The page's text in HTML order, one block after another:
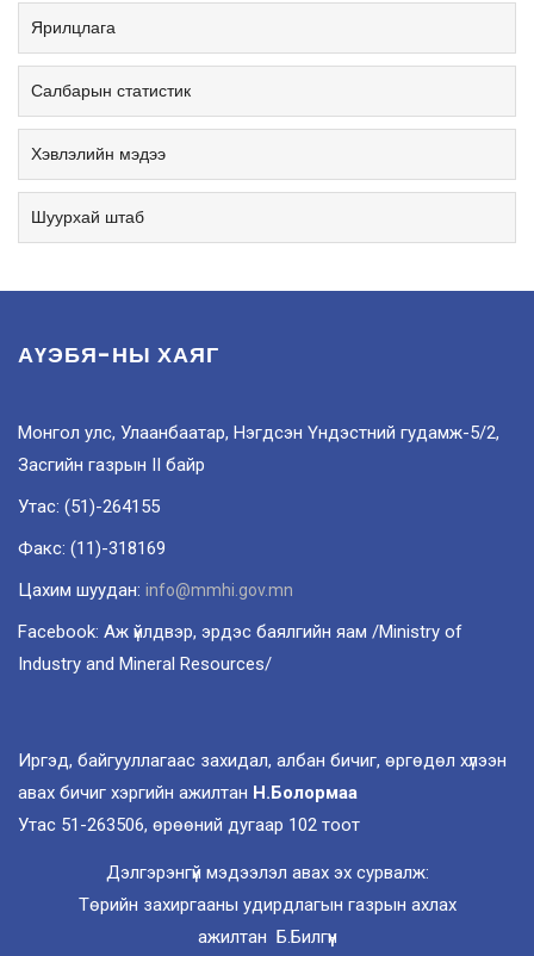
Ярилцлага
Салбарын статистик
Хэвлэлийн мэдээ
Шуурхай штаб
АҮЭБЯ-НЫ ХАЯГ
Монгол улс, Улаанбаатар, Нэгдсэн Үндэстний гудамж-5/2,
Засгийн газрын II байр
Утас: (51)-264155
Факс: (11)-318169
Цахим шуудан: info@mmhi.gov.mn
Facebook: Аж үйлдвэр, эрдэс баялгийн яам /Ministry of
Industry and Mineral Resources/
Иргэд, байгууллагаас захидал, албан бичиг, өргөдөл хүлээн
авах бичиг хэргийн ажилтан Н.Болормаа
Утас 51-263506, өрөөний дугаар 102 тоот
Дэлгэрэнгүй мэдээлэл авах эх сурвалж:
Төрийн захиргааны удирдлагын газрын ахлах
ажилтан Б.Билгүүн